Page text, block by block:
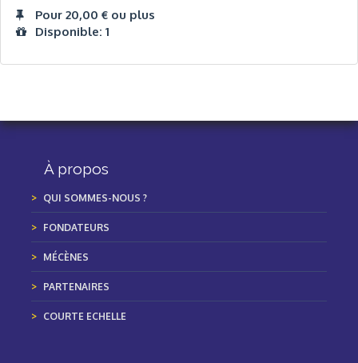
Pour 20,00 € ou plus
Disponible: 1
À propos
QUI SOMMES-NOUS ?
FONDATEURS
MÉCÈNES
PARTENAIRES
COURTE ECHELLE